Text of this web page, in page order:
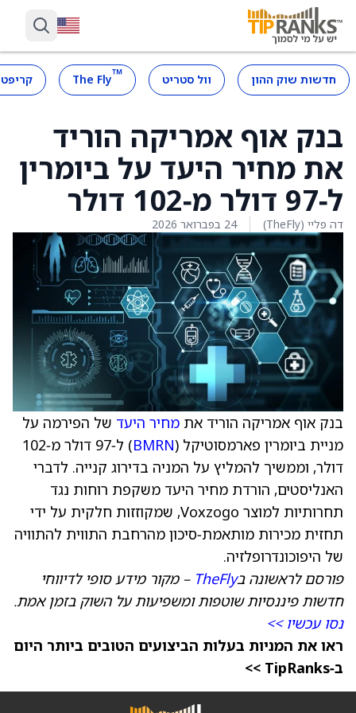
חדשות שוק ההון וול סטריט ™
The Fly
בנק אוף אמריקה הוריד
את מחיר היעד על ביומרין
ל‑97 דולר מ‑102 דולר
דה פליי (TheFly) 24 בפברואר 2026
בנק אוף אמריקה הוריד את מחיר היעד של הפירמה על
מניית ביומרין פארמסוטיקל (BMRN
) ל‑97 דולר מ‑102
דולר, וממשיך להמליץ על המניה בדירוג קנייה. לדברי
האנליסטים, הורדת מחיר היעד משקפת רוחות נגד
תחרותיות למוצר Voxzogo, שמקוזזות חלקית על ידי
תחזית מכירות מותאמת‑סיכון מהרחבת התווית להתוויה
של היפוכונדרופלזיה.
פורסם לראשונה בTheFly – מקור מידע סופי לדיווחי
חדשות פיננסיות שוטפות ומשפיעות על השוק בזמן אמת.
נסו עכשיו >>
ראו את המניות בעלות הביצועים הטובים ביותר היום
ב‑TipRanks >>